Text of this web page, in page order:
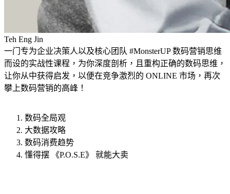
Teh Eng Jin
一门专为企业决策人以及核心团队 #MonsterUP 数码营销思维
而设的实战性课程，为你深度剖析，且重构正确的数码思维，
让你从中获得启发，以便在竞争激烈的 ONLINE 市场，再次
攀上数码营销的高峰！
数码全局观
大数据攻略
数码消费趋势
懂得摆 《P.O.S.E》 就能大卖